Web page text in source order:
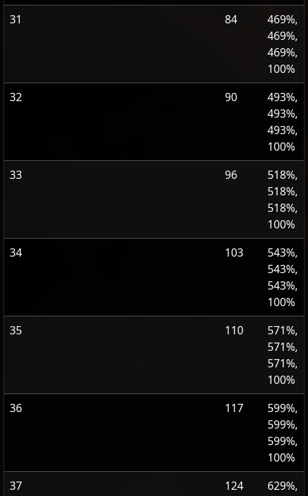
31
84
469%,
469%,
469%,
100%
32
90
493%,
493%,
493%,
100%
33
96
518%,
518%,
518%,
100%
34
103
543%,
543%,
543%,
100%
35
110
571%,
571%,
571%,
100%
36
117
599%,
599%,
599%,
100%
37
124
629%,